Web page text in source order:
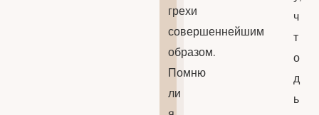
грехи
совершеннейшим
образом.
Помню
ли
ч
т
о
д
ь